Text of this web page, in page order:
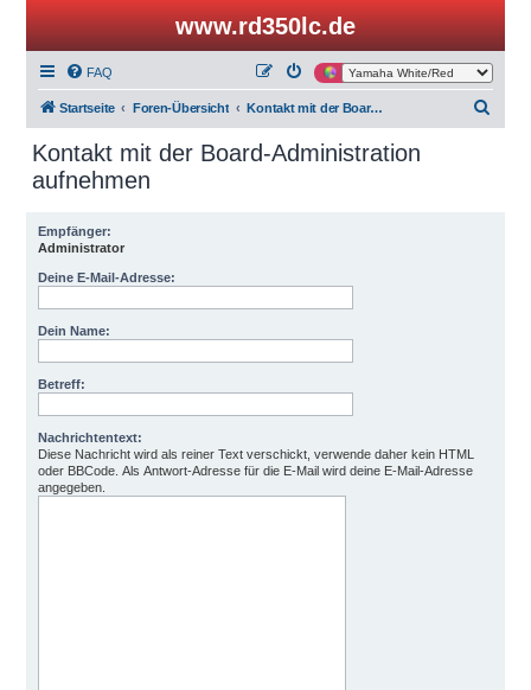
www.rd350lc.de
FAQ
Startseite Foren-Übersicht Kontakt mit der Board-Administration aufnehmen
Kontakt mit der Board-Administration
aufnehmen
Empfänger:
Administrator
Deine E-Mail-Adresse:
Dein Name:
Betreff:
Nachrichtentext:
Diese Nachricht wird als reiner Text verschickt, verwende daher kein HTML
oder BBCode. Als Antwort-Adresse für die E-Mail wird deine E-Mail-Adresse
angegeben.